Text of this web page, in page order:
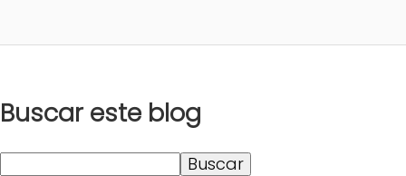
Buscar este blog